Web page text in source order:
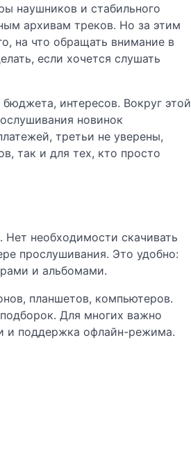
наушников и стабильного
архивам треков. Но за этим
на что обращать внимание в
если хочется слушать
интересов. Вокруг этой
новинок
третьи не уверены,
так и для тех, кто просто
необходимости скачивать
прослушивания. Это удобно:
и альбомами.
планшетов, компьютеров.
Для многих важно
и поддержка офлайн-режима.